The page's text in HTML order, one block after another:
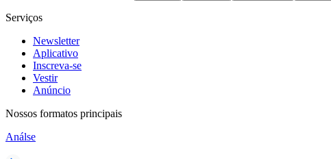
Serviços
Newsletter
Aplicativo
Inscreva-se
Vestir
Anúncio
Nossos formatos principais
Análse